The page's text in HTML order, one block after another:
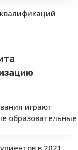
играют
образовательные